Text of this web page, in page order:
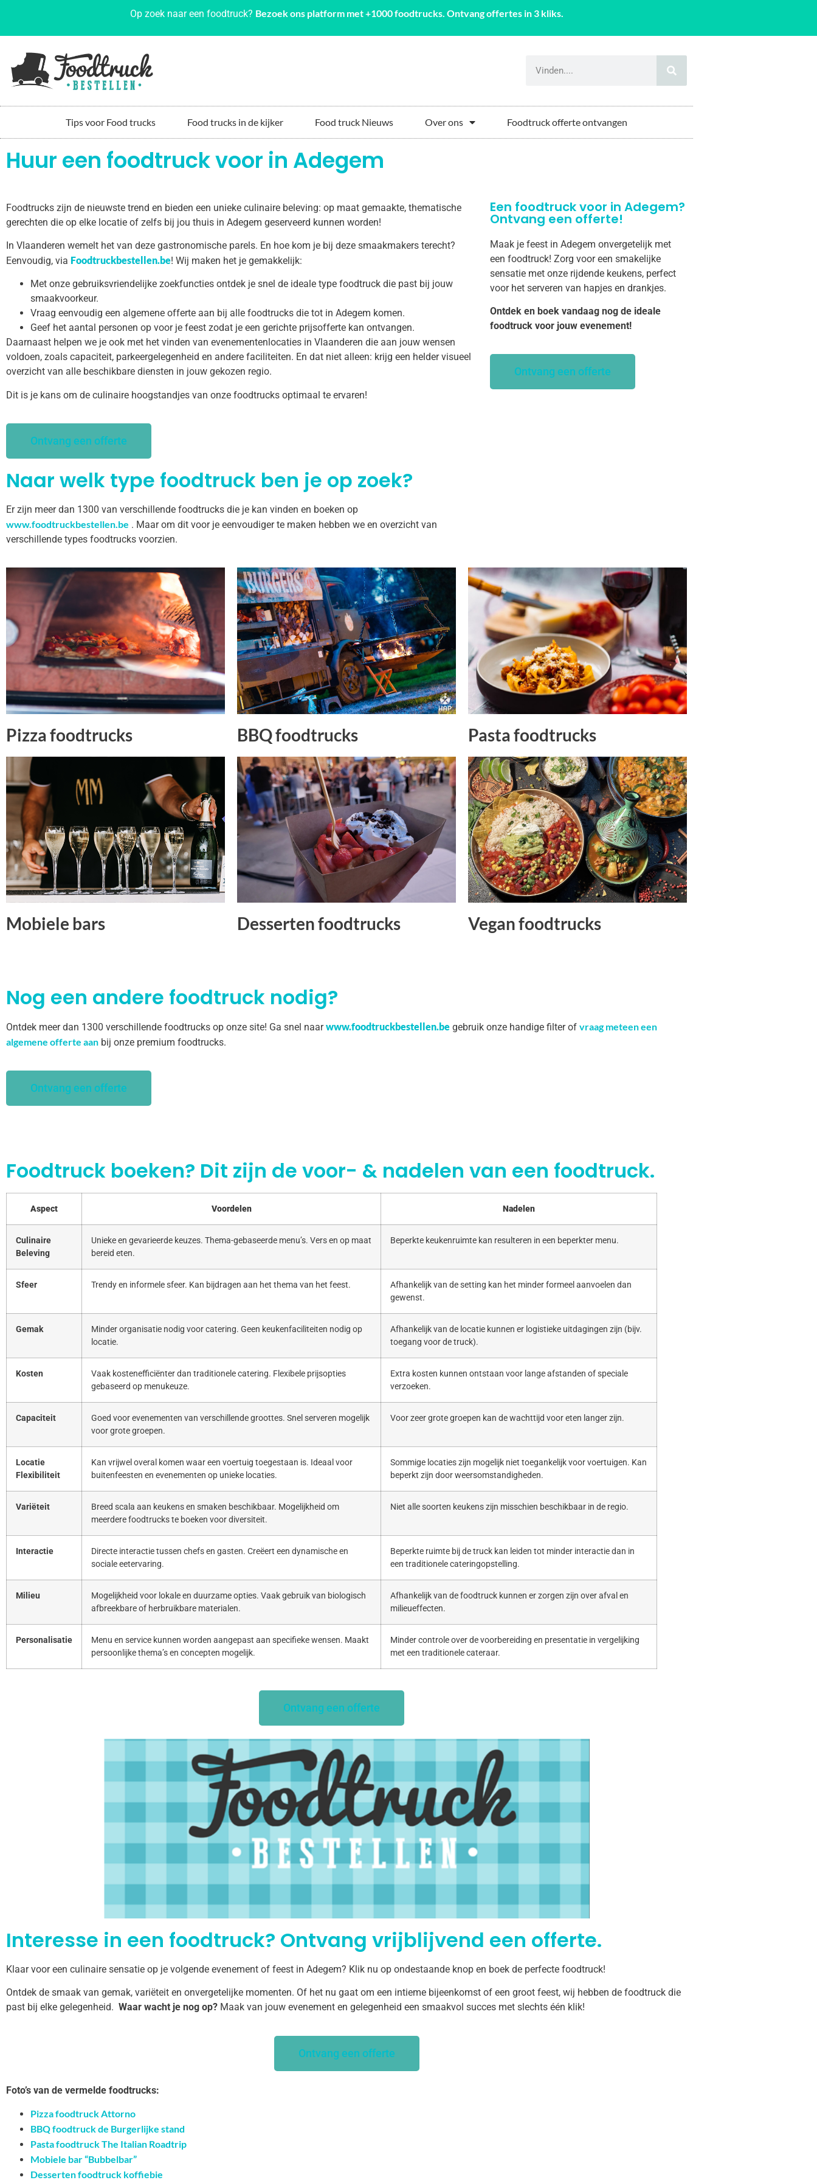
Op zoek naar een foodtruck? Bezoek ons platform met +1000 foodtrucks. Ontvang offertes in 3 kliks.
Tips voor Food trucks Food trucks in de kijker Food truck Nieuws Over ons Foodtruck offerte ontvangen
Huur een foodtruck voor in Adegem
Foodtrucks zijn de nieuwste trend en bieden een unieke culinaire beleving: op maat gemaakte, thematische
gerechten die op elke locatie of zelfs bij jou thuis in Adegem geserveerd kunnen worden!
In Vlaanderen wemelt het van deze gastronomische parels. En hoe kom je bij deze smaakmakers terecht?
Eenvoudig, via Foodtruckbestellen.be! Wij maken het je gemakkelijk:
Met onze gebruiksvriendelijke zoekfuncties ontdek je snel de ideale type foodtruck die past bij jouw
smaakvoorkeur.
Vraag eenvoudig een algemene offerte aan bij alle foodtrucks die tot in Adegem komen.
Geef het aantal personen op voor je feest zodat je een gerichte prijsofferte kan ontvangen.
Daarnaast helpen we je ook met het vinden van evenementenlocaties in Vlaanderen die aan jouw wensen
voldoen, zoals capaciteit, parkeergelegenheid en andere faciliteiten. En dat niet alleen: krijg een helder visueel
overzicht van alle beschikbare diensten in jouw gekozen regio.
Dit is je kans om de culinaire hoogstandjes van onze foodtrucks optimaal te ervaren!
Ontvang een offerte
Naar welk type foodtruck ben je op zoek?
Er zijn meer dan 1300 van verschillende foodtrucks die je kan vinden en boeken op
www.foodtruckbestellen.be . Maar om dit voor je eenvoudiger te maken hebben we en overzicht van
verschillende types foodtrucks voorzien.
Een foodtruck voor in Adegem?
Ontvang een offerte!
Maak je feest in Adegem onvergetelijk met
een foodtruck! Zorg voor een smakelijke
sensatie met onze rijdende keukens, perfect
voor het serveren van hapjes en drankjes.
Ontdek en boek vandaag nog de ideale
foodtruck voor jouw evenement!
Ontvang een offerte
Pizza foodtrucks BBQ foodtrucks Pasta foodtrucks
Mobiele bars Desserten foodtrucks Vegan foodtrucks
Nog een andere foodtruck nodig?
Ontdek meer dan 1300 verschillende foodtrucks op onze site! Ga snel naarwww.foodtruckbestellen.be gebruik onze handige filter of vraag meteen een
algemene offerte aan bij onze premium foodtrucks.
Ontvang een offerte
Foodtruck boeken? Dit zijn de voor- & nadelen van een foodtruck.
Aspect Voordelen Nadelen
Culinaire
Beleving
Unieke en gevarieerde keuzes. Thema-gebaseerde menu’s. Vers en op maat
bereid eten.
Beperkte keukenruimte kan resulteren in een beperkter menu.
Sfeer Trendy en informele sfeer. Kan bijdragen aan het thema van het feest.
Afhankelijk van de setting kan het minder formeel aanvoelen dan
gewenst.
Gemak
Minder organisatie nodig voor catering. Geen keukenfaciliteiten nodig op
locatie.
Afhankelijk van de locatie kunnen er logistieke uitdagingen zijn (bijv.
toegang voor de truck).
Kosten
Vaak kostenefficiënter dan traditionele catering. Flexibele prijsopties
gebaseerd op menukeuze.
Extra kosten kunnen ontstaan voor lange afstanden of speciale
verzoeken.
Capaciteit
Goed voor evenementen van verschillende groottes. Snel serveren mogelijk
voor grote groepen.
Voor zeer grote groepen kan de wachttijd voor eten langer zijn.
Locatie
Flexibiliteit
Kan vrijwel overal komen waar een voertuig toegestaan is. Ideaal voor
buitenfeesten en evenementen op unieke locaties.
Sommige locaties zijn mogelijk niet toegankelijk voor voertuigen. Kan
beperkt zijn door weersomstandigheden.
Variëteit
Breed scala aan keukens en smaken beschikbaar. Mogelijkheid om
meerdere foodtrucks te boeken voor diversiteit.
Niet alle soorten keukens zijn misschien beschikbaar in de regio.
Interactie
Directe interactie tussen chefs en gasten. Creëert een dynamische en
sociale eetervaring.
Beperkte ruimte bij de truck kan leiden tot minder interactie dan in
een traditionele cateringopstelling.
Milieu
Mogelijkheid voor lokale en duurzame opties. Vaak gebruik van biologisch
afbreekbare of herbruikbare materialen.
Afhankelijk van de foodtruck kunnen er zorgen zijn over afval en
milieueffecten.
Personalisatie
Menu en service kunnen worden aangepast aan specifieke wensen. Maakt
persoonlijke thema’s en concepten mogelijk.
Minder controle over de voorbereiding en presentatie in vergelijking
met een traditionele cateraar.
Ontvang een offerte
Interesse in een foodtruck? Ontvang vrijblijvend een offerte.
Klaar voor een culinaire sensatie op je volgende evenement of feest in Adegem? Klik nu op ondestaande knop en boek de perfecte foodtruck!
Ontdek de smaak van gemak, variëteit en onvergetelijke momenten. Of het nu gaat om een intieme bijeenkomst of een groot feest, wij hebben de foodtruck die
past bij elke gelegenheid. Waar wacht je nog op? Maak van jouw evenement en gelegenheid een smaakvol succes met slechts één klik!
Ontvang een offerte
Foto’s van de vermelde foodtrucks:
Pizza foodtruck Attorno
BBQ foodtruck de Burgerlijke stand
Pasta foodtruck The Italian Roadtrip
Mobiele bar “Bubbelbar”
Desserten foodtruck koffiebie